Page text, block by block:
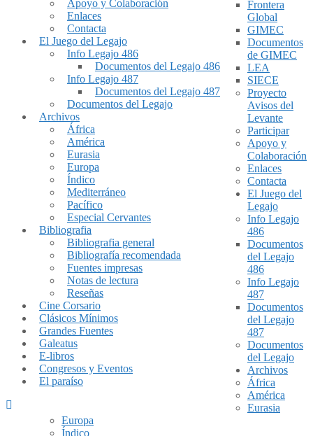
Apoyo y Colaboración
Enlaces
Contacta
El Juego del Legajo
Info Legajo 486
Documentos del Legajo 486
Info Legajo 487
Documentos del Legajo 487
Documentos del Legajo
Archivos
África
América
Eurasia
Europa
Índico
Mediterráneo
Pacífico
Especial Cervantes
Bibliografia
Bibliografia general
Bibliografía recomendada
Fuentes impresas
Notas de lectura
Reseñas
Cine Corsario
Clásicos Mínimos
Grandes Fuentes
Galeatus
E-libros
Congresos y Eventos
El paraíso
Frontera
Global
GIMEC
Documentos
de GIMEC
LEA
SIECE
Proyecto
Avisos del
Levante
Participar
Apoyo y
Colaboración
Enlaces
Contacta
El Juego del
Legajo
Info Legajo
486
Documentos
del Legajo
486
Info Legajo
487
Documentos
del Legajo
487
Documentos
del Legajo
Archivos
África
América
Eurasia
Europa
Índico